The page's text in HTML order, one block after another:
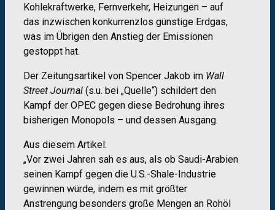
Kohlekraftwerke, Fernverkehr, Heizungen – auf
das inzwischen konkurrenzlos günstige Erdgas,
was im Übrigen den Anstieg der Emissionen
gestoppt hat.
Der Zeitungsartikel von Spencer Jakob im Wall
Street Journal (s.u. bei „Quelle“) schildert den
Kampf der OPEC gegen diese Bedrohung ihres
bisherigen Monopols – und dessen Ausgang.
Aus diesem Artikel:
„Vor zwei Jahren sah es aus, als ob Saudi-Arabien
seinen Kampf gegen die U.S.-Shale-Industrie
gewinnen würde, indem es mit größter
Anstrengung besonders große Mengen an Rohöl